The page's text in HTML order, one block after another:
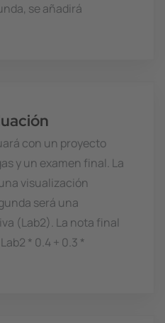
se añadirá
con un proyecto
y un examen final. La
visualización
será una
(Lab2). La nota final
* 0.4 + 0.3 *